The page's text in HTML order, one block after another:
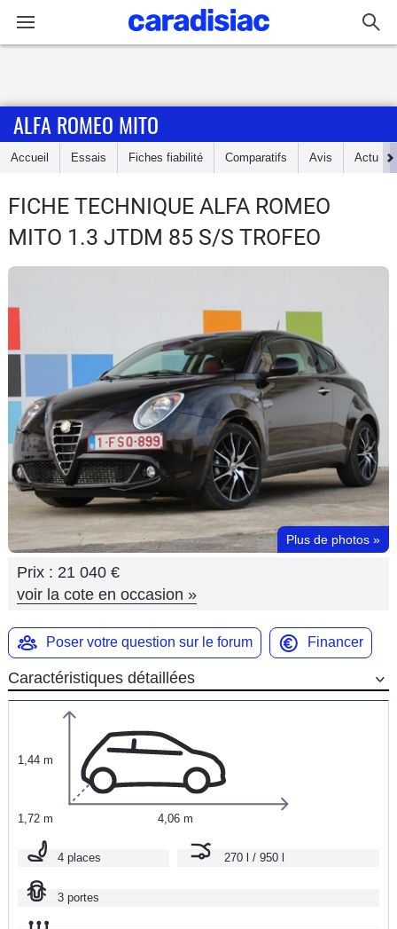
Accueil
Essais
Guide
Electriques
Utilitaires
Flottes
Auto
Services
Forum
Moto
Marques
ALFA ROMEO MITO
Accueil Essais Fiches fiabilité Comparatifs Avis Actu
FICHE TECHNIQUE ALFA ROMEO
MITO 1.3 JTDM 85 S/S TROFEO
Plus de photos »
Prix : 21 040 €
voir la cote en occasion »
Poser votre question sur le forum Financer
Caractéristiques détaillées
1,44 m
1,72 m 4,06 m
4 places 270 l / 950 l
3 portes